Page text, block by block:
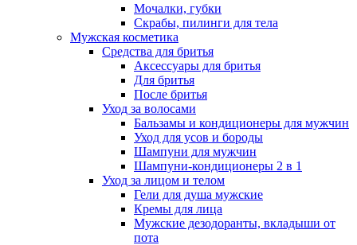
Мочалки, губки
Скрабы, пилинги для тела
Мужская косметика
Средства для бритья
Аксессуары для бритья
Для бритья
После бритья
Уход за волосами
Бальзамы и кондиционеры для мужчин
Уход для усов и бороды
Шампуни для мужчин
Шампуни-кондиционеры 2 в 1
Уход за лицом и телом
Гели для душа мужские
Кремы для лица
Мужские дезодоранты, вкладыши от
пота